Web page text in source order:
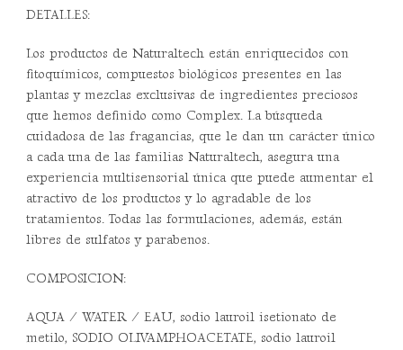
DETALLES:
Los productos de Naturaltech están enriquecidos con
fitoquímicos, compuestos biológicos presentes en las
plantas y mezclas exclusivas de ingredientes preciosos
que hemos definido como Complex. La búsqueda
cuidadosa de las fragancias, que le dan un carácter único
a cada una de las familias Naturaltech, asegura una
experiencia multisensorial única que puede aumentar el
atractivo de los productos y lo agradable de los
tratamientos. Todas las formulaciones, además, están
libres de sulfatos y parabenos.
COMPOSICION:
AQUA / WATER / EAU, sodio lauroil isetionato de
metilo, SODIO OLIVAMPHOACETATE, sodio lauroil